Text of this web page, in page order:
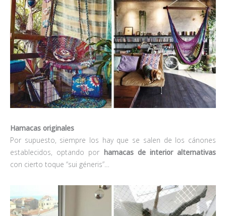
Hamacas originales
Por supuesto, siempre los hay que se salen de los cánones
establecidos, optando por hamacas de interior alternativas
con cierto toque “sui géneris”…